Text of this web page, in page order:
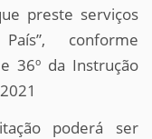
preste serviços
conforme
36º da Instrução
poderá ser